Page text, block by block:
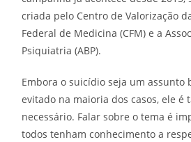
criada pelo Centro de Valorização
Federal de Medicina (CFM) e a
Psiquiatria (ABP).
Embora o suicídio seja um assunto
evitado na maioria dos casos, ele é
necessário. Falar sobre o tema é
todos tenham conhecimento a